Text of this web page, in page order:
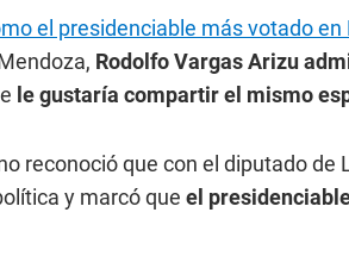
el presidenciable más votado en
Rodolfo Vargas Arizu
le gustaría compartir el mismo
reconoció que con el diputado de
y marcó que el